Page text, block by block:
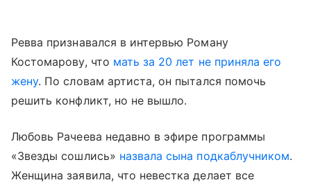
Ревва признавался в интервью Роману
Костомарову, что мать за 20 лет не приняла его
жену. По словам артиста, он пытался помочь
решить конфликт, но не вышло.
Любовь Рачеева недавно в эфире программы
«Звезды сошлись» назвала сына подкаблучником.
Женщина заявила, что невестка делает все